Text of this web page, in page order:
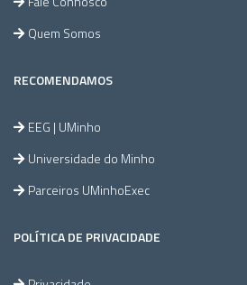
Quem Somos
RECOMENDAMOS
EEG | UMinho
Universidade do Minho
Parceiros UMinhoExec
POLÍTICA DE PRIVACIDADE